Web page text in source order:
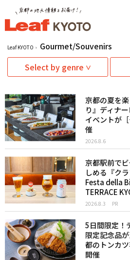
Leaf KYOTO
Gourmet/Souvenirs
Select by genre
京都の夏を
り』ディナ
イベントが
催
2026.8.6
京都駅前で
しめる『ク
Festa della
TERRACE
2026.8.3 PR
5日間限定！
限定記念品
都のトンカ
開催